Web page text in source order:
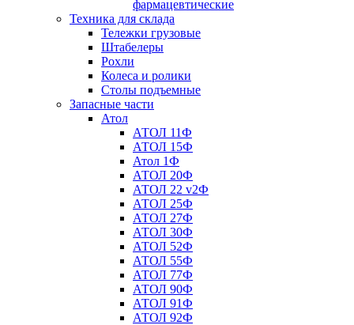
фармацевтические
Техника для склада
Тележки грузовые
Штабелеры
Рохли
Колеса и ролики
Столы подъемные
Запасные части
Атол
АТОЛ 11Ф
АТОЛ 15Ф
Атол 1Ф
АТОЛ 20Ф
АТОЛ 22 v2Ф
АТОЛ 25Ф
АТОЛ 27Ф
АТОЛ 30Ф
АТОЛ 52Ф
АТОЛ 55Ф
АТОЛ 77Ф
АТОЛ 90Ф
АТОЛ 91Ф
АТОЛ 92Ф